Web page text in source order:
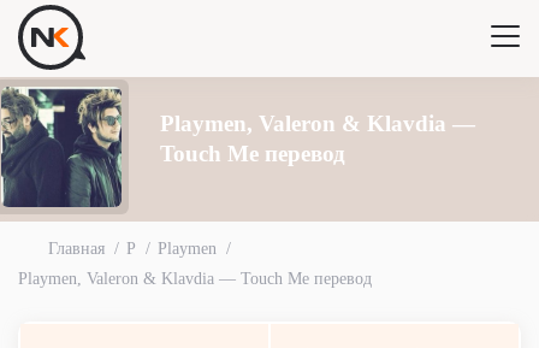
Playmen, Valeron & Klavdia —
Touch Me перевод
Главная P
Playmen
Playmen, Valeron & Klavdia — Touch Me перевод